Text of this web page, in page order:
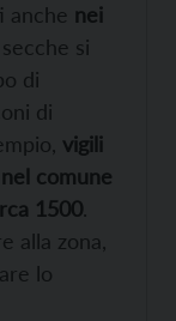
anche nei
si
di
di
vigili
comune
1500.
alla zona,
lo